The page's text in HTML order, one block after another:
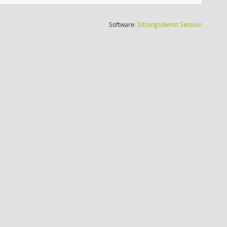
Software:SitzungsdienstSession(Wird in